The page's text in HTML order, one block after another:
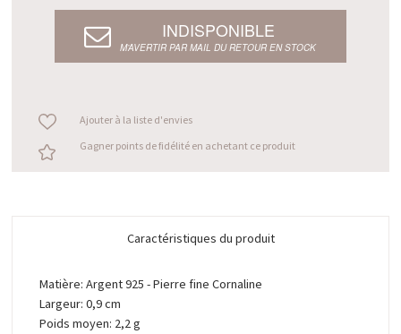
INDISPONIBLE
M’AVERTIR PAR MAIL DU RETOUR EN STOCK
Ajouter à la liste d'envies
Gagner points de fidélité en achetant ce produit
Caractéristiques du produit
Matière: Argent 925 - Pierre fine Cornaline
Largeur: 0,9 cm
Poids moyen: 2,2 g